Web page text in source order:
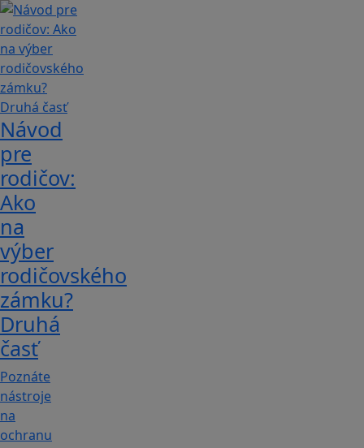
Návod
pre
rodičov:
Ako
na
výber
rodičovského
zámku?
Druhá
časť
Poznáte
nástroje
na
ochranu